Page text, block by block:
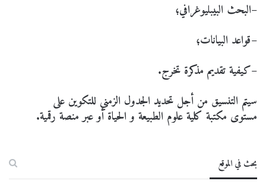
–البحث البيبليوغرافي؛
–قواعد البيانات؛
–كيفية تقديم مذكرة تخرج.
سيتم التنسيق من أجل تحديد الجدول الزمني للتكوين على
مستوى مكتبة كلية علوم الطبيعة و الحياة أو عبر منصة رقمية.
بحث في الموقع